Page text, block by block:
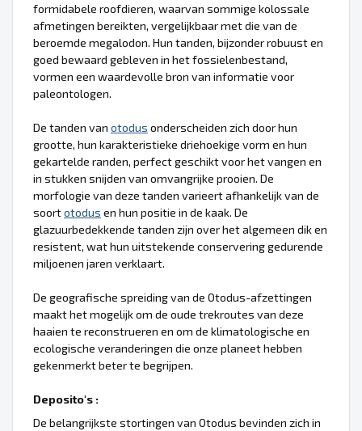
formidabele roofdieren, waarvan sommige kolossale
afmetingen bereikten, vergelijkbaar met die van de
beroemde megalodon. Hun tanden, bijzonder robuust en
goed bewaard gebleven in het fossielenbestand,
vormen een waardevolle bron van informatie voor
paleontologen.
De tanden van otodus onderscheiden zich door hun
grootte, hun karakteristieke driehoekige vorm en hun
gekartelde randen, perfect geschikt voor het vangen en
in stukken snijden van omvangrijke prooien. De
morfologie van deze tanden varieert afhankelijk van de
soortotodus en hun positie in de kaak. De
glazuurbedekkende tanden zijn over het algemeen dik en
resistent, wat hun uitstekende conservering gedurende
miljoenen jaren verklaart.
De geografische spreiding van de Otodus-afzettingen
maakt het mogelijk om de oude trekroutes van deze
haaien te reconstrueren en om de klimatologische en
ecologische veranderingen die onze planeet hebben
gekenmerkt beter te begrijpen.
Deposito's :
De belangrijkste stortingen van Otodus bevinden zich in